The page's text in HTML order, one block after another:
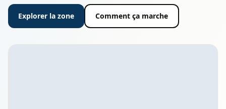
Explorer la zone Comment ça marche